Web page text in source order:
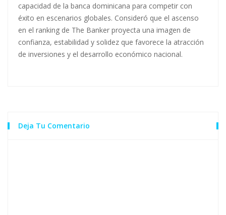
capacidad de la banca dominicana para competir con
éxito en escenarios globales. Consideró que el ascenso
en el ranking de The Banker proyecta una imagen de
confianza, estabilidad y solidez que favorece la atracción
de inversiones y el desarrollo económico nacional.
Deja Tu Comentario